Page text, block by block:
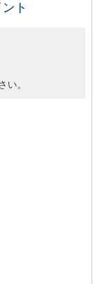
ト
い。